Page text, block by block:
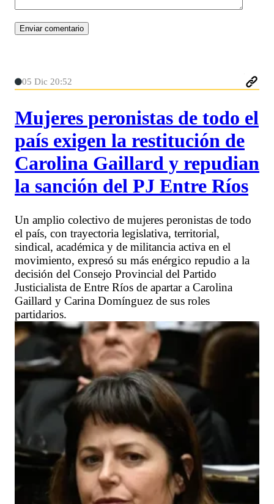
05 Dic 20:52
Mujeres peronistas de todo el
país exigen la restitución de
Carolina Gaillard y repudian
la sanción del PJ Entre Ríos
Un amplio colectivo de mujeres peronistas de todo
el país, con trayectoria legislativa, territorial,
sindical, académica y de militancia activa en el
movimiento, expresó su más enérgico repudio a la
decisión del Consejo Provincial del Partido
Justicialista de Entre Ríos de apartar a Carolina
Gaillard y Carina Domínguez de sus roles
partidarios.